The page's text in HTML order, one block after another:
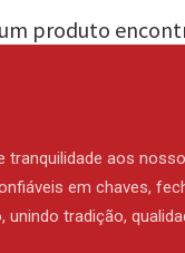
produto
tranquilidade aos
em chaves,
unindo tradição,